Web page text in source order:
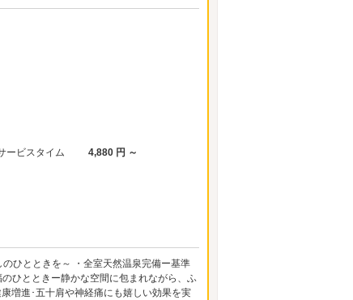
ービスタイム
4,880 円 ～
ひとときを～ ・全室天然温泉完備ー基準
ひとときー静かな空間に包まれながら、ふ
増進･五十肩や神経痛にも嬉しい効果を実